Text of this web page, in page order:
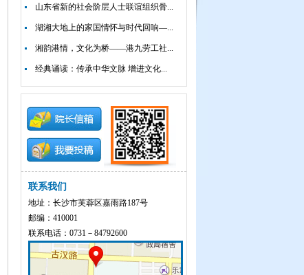
山东省新的社会阶层人士联谊组织骨...
湖湘大地上的家国情怀与时代回响—...
湘韵港情，文化为桥——港九劳工社...
经典诵读：传承中华文脉 增进文化...
联系我们
地址：长沙市芙蓉区嘉雨路187号
邮编：410001
联系电话：0731－84792600